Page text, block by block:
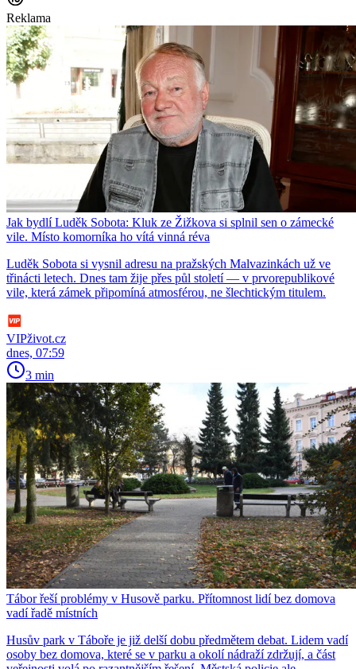
Reklama
Jak bydlí Luděk Sobota: Kluk ze Žižkova si splnil sen o zámecké
vile. Místo komorníka ho vítá vinná réva
Luděk Sobota si vysnil adresu na pražských Malvazinkách už ve
třinácti letech. Dnes tam žije přes půl století — v prvorepublikové
vile, která zámek připomíná atmosférou, ne šlechtickým titulem.
VIPživot.cz
dnes, 07:59
3 min
Tábor řeší problémy v Husově parku. Přítomnost lidí bez domova
vadí řadě místních
Husův park v Táboře je již delší dobu předmětem debat. Lidem vadí
osoby bez domova, které se v parku a okolí nádraží zdržují, a část